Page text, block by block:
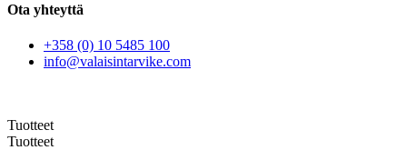
Ota yhteyttä
+358 (0) 10 5485 100
info@valaisintarvike.com
Tuotteet
Tuotteet